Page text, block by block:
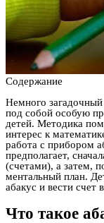
Содержание
Немного
под собой особую
детей. Методика
интерес к
работа с прибором
предполагает,
(счетами), а затем,
ментальный план.
абакус и вести счет
Что такое